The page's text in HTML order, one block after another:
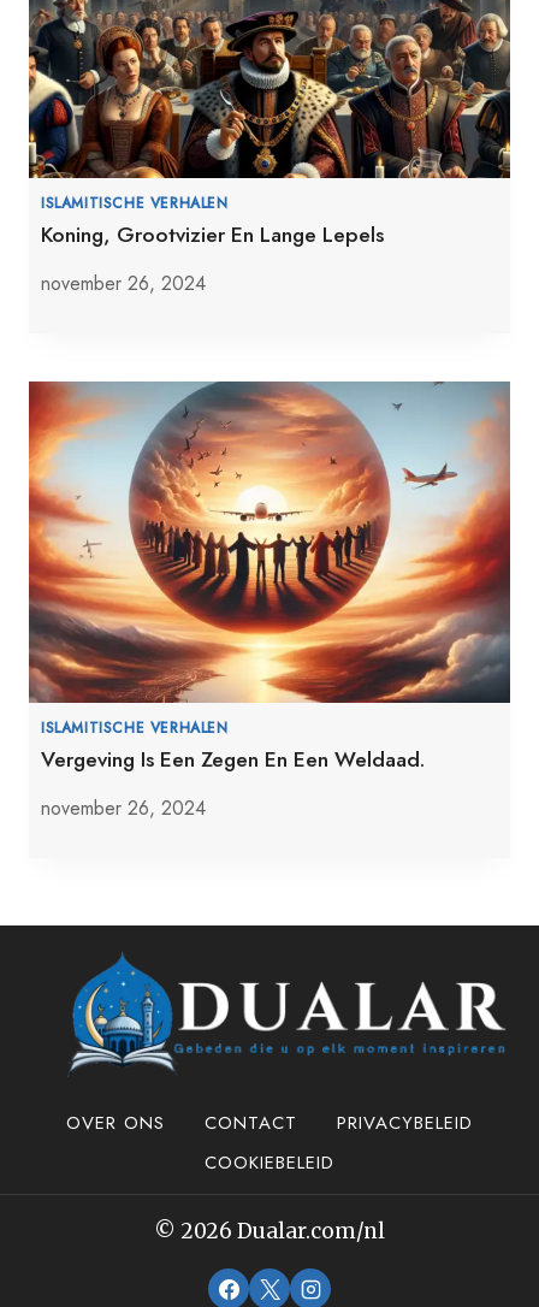
ISLAMITISCHE VERHALEN
Koning, Grootvizier En Lange Lepels
november 26, 2024
ISLAMITISCHE VERHALEN
Vergeving Is Een Zegen En Een Weldaad.
november 26, 2024
OVER ONS CONTACT
PRIVACYBELEID
COOKIEBELEID
© 2026 Dualar.com/nl